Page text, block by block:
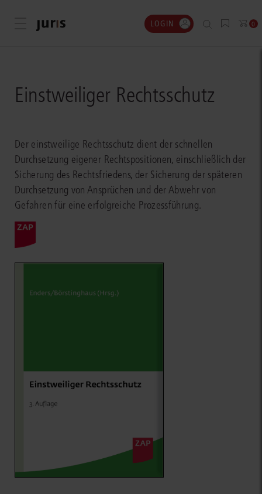
Menü öffnen LOGIN 0
Einstweiliger Rechtsschutz
Der einstweilige Rechtsschutz dient der schnellen
Durchsetzung eigener Rechtspositionen, einschließlich der
Sicherung des Rechtsfriedens, der Sicherung der späteren
Durchsetzung von Ansprüchen und der Abwehr von
Gefahren für eine erfolgreiche Prozessführung.